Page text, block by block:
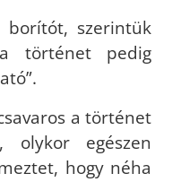
szerintük
történet pedig
a történet
egészen
hogy néha